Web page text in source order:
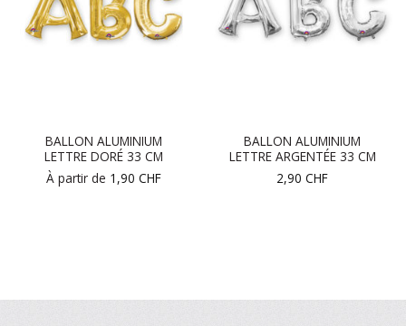
BALLON ALUMINIUM
LETTRE DORÉ 33 CM
À partir de 1,90 CHF
BALLON ALUMINIUM
LETTRE ARGENTÉE 33 CM
2,90 CHF